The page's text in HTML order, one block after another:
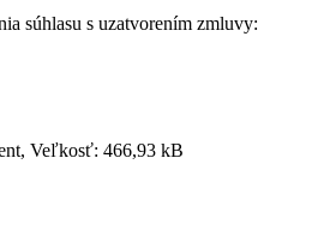
súhlasu s uzatvorením zmluvy:
Veľkosť: 466,93 kB